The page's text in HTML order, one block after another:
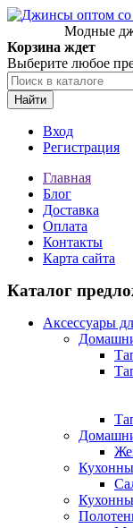
Модные
Корзина ждет
Выберите любое
Найти
Вход
Регистрация
Главная
Блог
Доставка
Оплата
Контакты
Карта сайта
Каталог
Аксессуары